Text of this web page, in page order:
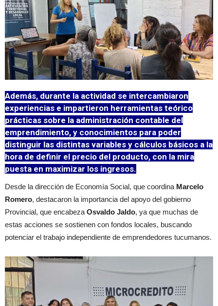
Además, durante la actividad se intercambiaron
experiencias e impartieron herramientas teórico
prácticas sobre la administración contable del
emprendimiento, y conocimientos para poder
distinguir las distintas variables y cálculos básicos a la
hora de definir el precio del producto, con la mira
puesta en maximizar los ingresos.
Desde la dirección de Economía Social, que coordina Marcelo
Romero, destacaron la importancia del apoyo del gobierno
Provincial, que encabeza Osvaldo Jaldo, ya que muchas de
estas acciones se sostienen con fondos locales, buscando
potenciar el trabajo independiente de emprendedores tucumanos.